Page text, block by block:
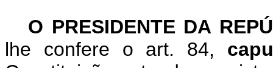
O PRESIDENTE DA
lhe confere o art. 84,